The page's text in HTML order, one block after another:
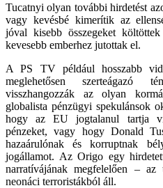
Tucatnyi olyan további hirdetést
vagy kevésbé kimerítik az
jóval kisebb összegeket
kevesebb emberhez jutottak el.
A PS TV például hosszabb
meglehetősen szerteágazó
visszhangozzák az olyan
globalista pénzügyi spekulánsok
hogy az EU jogtalanul tartja
pénzeket, vagy hogy Donald
hazaárulónak és korruptnak
jogállamot. Az Origo egy
narratívájának megfelelően –
neonáci terroristákból áll.